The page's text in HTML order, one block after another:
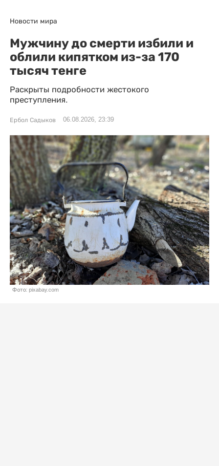
Новости мира
Мужчину до смерти избили и
облили кипятком из-за 170
тысяч тенге
Раскрыты подробности жестокого
преступления.
Ербол Садыков 06.08.2026, 23:39
Фото: pixabay.com